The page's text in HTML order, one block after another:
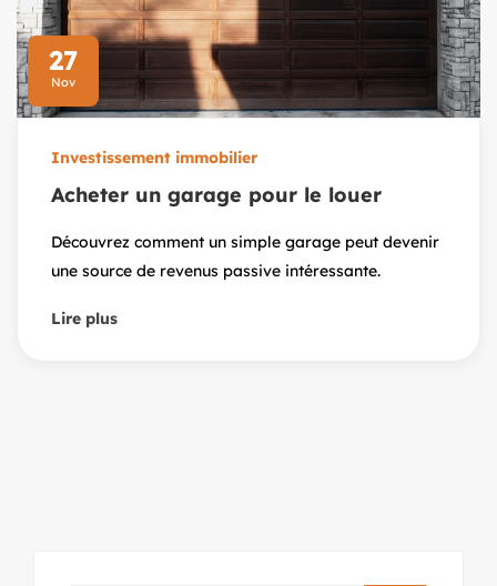
27
Nov
Investissement immobilier
Acheter un garage pour le louer
Découvrez comment un simple garage peut devenir
une source de revenus passive intéressante.
Lire plus